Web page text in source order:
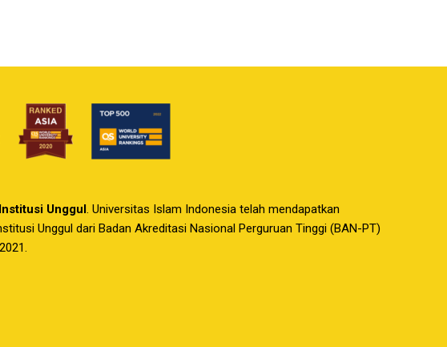
Unggul. Universitas Islam Indonesia telah mendapatkan
Unggul dari Badan Akreditasi Nasional Perguruan Tinggi (BAN-PT)